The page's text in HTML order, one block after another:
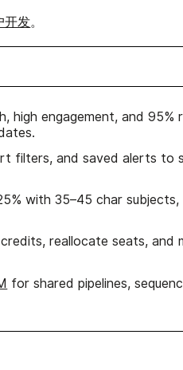
开发。
high engagement, and
filters, and saved alerts to
with 35–45 char subjects,
reallocate seats, and
for shared pipelines,